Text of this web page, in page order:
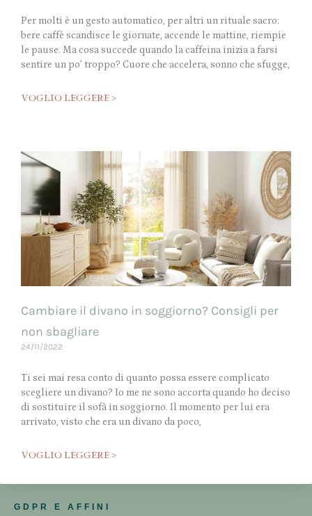
Per molti è un gesto automatico, per altri un rituale sacro:
bere caffè scandisce le giornate, accende le mattine, riempie
le pause. Ma cosa succede quando la caffeina inizia a farsi
sentire un po’ troppo? Cuore che accelera, sonno che sfugge,
VOGLIO LEGGERE >
Cambiare il divano in soggiorno? Consigli per
non sbagliare
24/11/2022
Ti sei mai resa conto di quanto possa essere complicato
scegliere un divano? Io me ne sono accorta quando ho deciso
di sostituire il sofà in soggiorno. Il momento per lui era
arrivato, visto che era un divano da poco,
VOGLIO LEGGERE >
GDPR E AFFINI